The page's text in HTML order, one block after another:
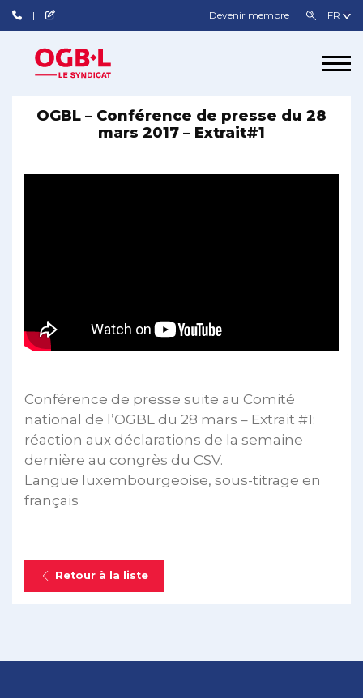
Devenir membre
OGBL – Conférence de presse du 28
mars 2017 – Extrait#1
Conférence de presse suite au Comité
national de l’OGBL du 28 mars – Extrait #1:
réaction aux déclarations de la semaine
dernière au congrès du CSV.
Langue luxembourgeoise, sous-titrage en
français
Retour à la liste